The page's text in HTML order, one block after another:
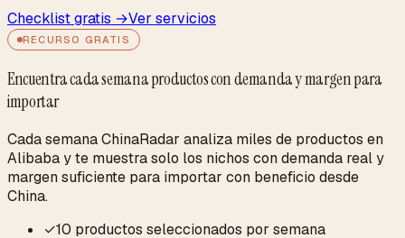
Checklist gratis →Ver servicios
RECURSO GRATIS
Encuentra cada semana productos con demanda y margen para
importar
Cada semana ChinaRadar analiza miles de productos en
Alibaba y te muestra solo los nichos con demanda real y
margen suficiente para importar con beneficio desde
China.
✓10 productos seleccionados por semana